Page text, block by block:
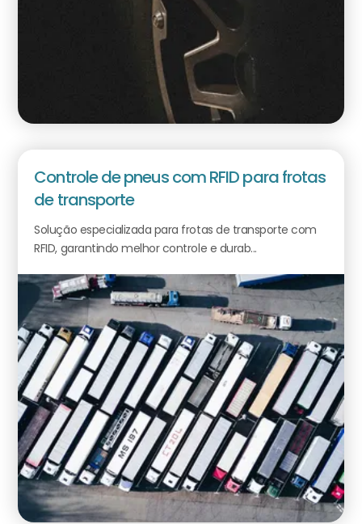
Controle de pneus com RFID para frotas
de transporte
Solução especializada para frotas de transporte com
RFID, garantindo melhor controle e durab...